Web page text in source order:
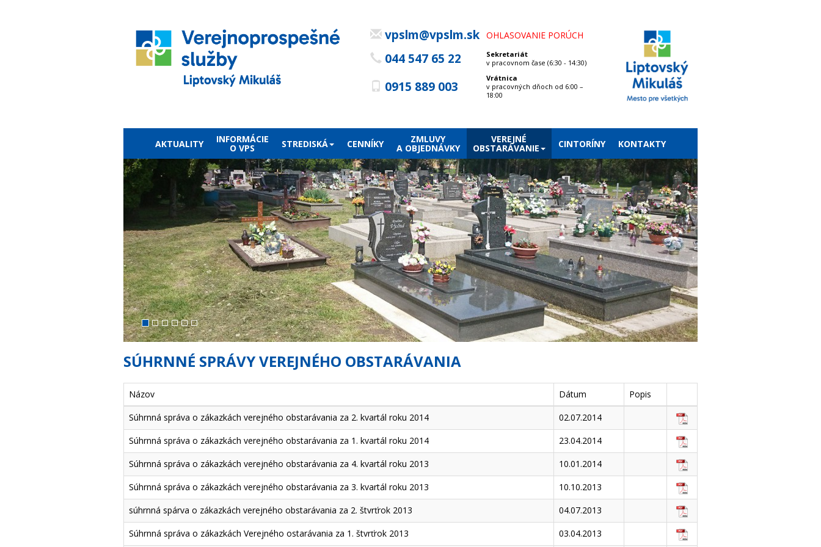
vpslm@vpslm.sk OHLASOVANIE PORÚCH
044 547 65 22
Sekretariát
v pracovnom čase (6:30 - 14:30)
0915 889 003
Vrátnica
v pracovných dňoch od 6:00 –
18:00
AKTUALITY INFORMÁCIE
O VPS STREDISKÁ CENNÍKY ZMLUVY
A OBJEDNÁVKY
VEREJNÉ
OBSTARÁVANIE CINTORÍNY KONTAKTY
SÚHRNNÉ SPRÁVY VEREJNÉHO OBSTARÁVANIA
Názov Dátum
Popis
Súhrnná správa o zákazkách verejného obstarávania za 2. kvartál roku 2014
02.07.2014
Súhrnná správa o zákazkách verejného obstarávania za 1. kvartál roku 2014
23.04.2014
Súhrnná správa o zákazkách verejného obstarávania za 4. kvartál roku 2013
10.01.2014
Súhrnná správa o zákazkách verejného obstarávania za 3. kvartál roku 2013
10.10.2013
súhrnná spárva o zákazkách verejného obstarávania za 2. štvrťrok 2013
04.07.2013
Súhrnná správa o zákazkách Verejného ostarávania za 1. štvrťrok 2013
03.04.2013